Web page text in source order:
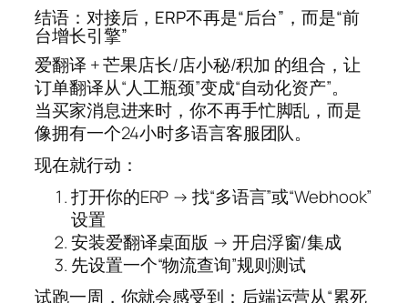
结语：对接后，ERP不再是“后台”，而是“前
台增长引擎”
爱翻译 + 芒果店长/店小秘/积加 的组合，让
订单翻译从“人工瓶颈”变成“自动化资产”。
当买家消息进来时，你不再手忙脚乱，而是
像拥有一个24小时多语言客服团队。
现在就行动：
打开你的ERP → 找“多语言”或“Webhook”
设置
安装爱翻译桌面版 → 开启浮窗/集成
先设置一个“物流查询”规则测试
试跑一周，你就会感受到：后端运营从“累死